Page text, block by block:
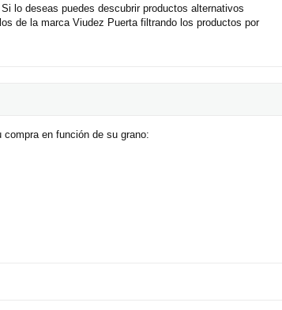
Si lo deseas puedes descubrir productos alternativos
de la marca Viudez Puerta filtrando los productos por
en función de su grano: